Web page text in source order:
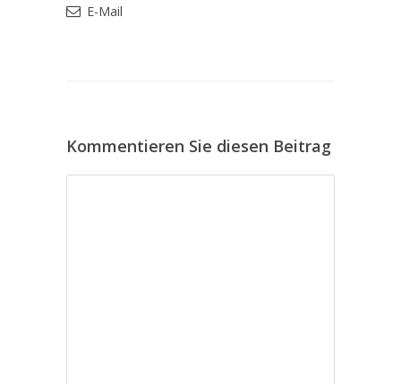
E-Mail
Kommentieren Sie diesen Beitrag